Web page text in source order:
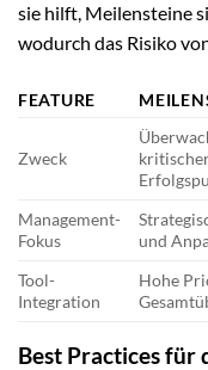
sie hilft, Meilensteine
wodurch das Risiko
FEATURE
Zweck
Management-
Fokus
und
Tool-
Integration
Hohe
Best Practices für